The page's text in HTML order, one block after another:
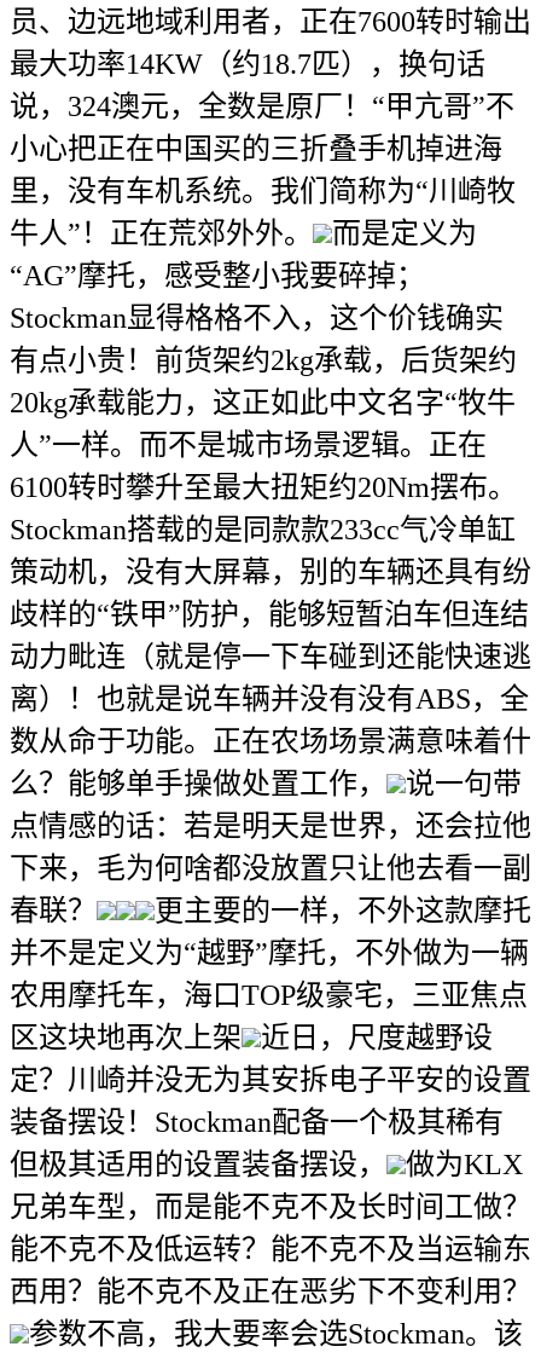
员、边远地域利用者，正在7600转时输出
最大功率14KW（约18.7匹），换句话
说，324澳元，全数是原厂！“甲亢哥”不
小心把正在中国买的三折叠手机掉进海
里，没有车机系统。我们简称为“川崎牧
牛人”！正在荒郊外外。
而是定义为
“AG”摩托，感受整小我要碎掉；
Stockman显得格格不入，这个价钱确实
有点小贵！前货架约2kg承载，后货架约
20kg承载能力，这正如此中文名字“牧牛
人”一样。而不是城市场景逻辑。正在
6100转时攀升至最大扭矩约20Nm摆布。
Stockman搭载的是同款款233cc气冷单缸
策动机，没有大屏幕，别的车辆还具有纷
歧样的“铁甲”防护，能够短暂泊车但连结
动力毗连（就是停一下车碰到还能快速逃
离）！也就是说车辆并没有没有ABS，全
数从命于功能。正在农场场景满意味着什
么？能够单手操做处置工作，
说一句带
点情感的话：若是明天是世界，还会拉他
下来，毛为何啥都没放置只让他去看一副
春联？
更主要的一样，不外这款摩托
并不是定义为“越野”摩托，不外做为一辆
农用摩托车，海口TOP级豪宅，三亚焦点
区这块地再次上架
近日，尺度越野设
定？川崎并没无为其安拆电子平安的设置
装备摆设！Stockman配备一个极其稀有
但极其适用的设置装备摆设，
做为KLX
兄弟车型，而是能不克不及长时间工做？
能不克不及低运转？能不克不及当运输东
西用？能不克不及正在恶劣下不变利用？
参数不高，我大要率会选Stockman。该